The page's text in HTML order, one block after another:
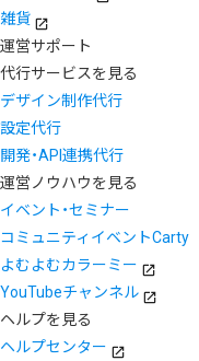
雑貨
運営サポート
代行サービスを見る
デザイン制作代行
設定代行
開発・API連携代行
運営ノウハウを見る
イベント・セミナー
コミュニティイベントCarty
よむよむカラーミー
YouTubeチャンネル
ヘルプを見る
ヘルプセンター